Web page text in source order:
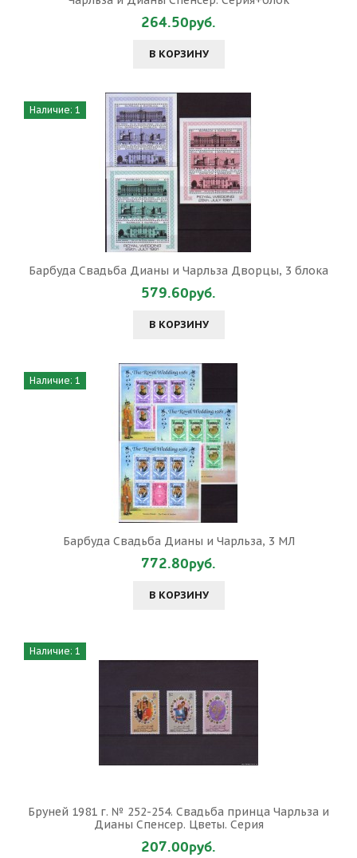
264.50руб.
В КОРЗИНУ
Наличие: 1
Барбуда Свадьба Дианы и Чарльза Дворцы, 3 блока
579.60руб.
В КОРЗИНУ
Наличие: 1
Барбуда Свадьба Дианы и Чарльза, 3 МЛ
772.80руб.
В КОРЗИНУ
Наличие: 1
Бруней 1981 г. № 252-254. Свадьба принца Чарльза и
Дианы Спенсер. Цветы. Серия
207.00руб.